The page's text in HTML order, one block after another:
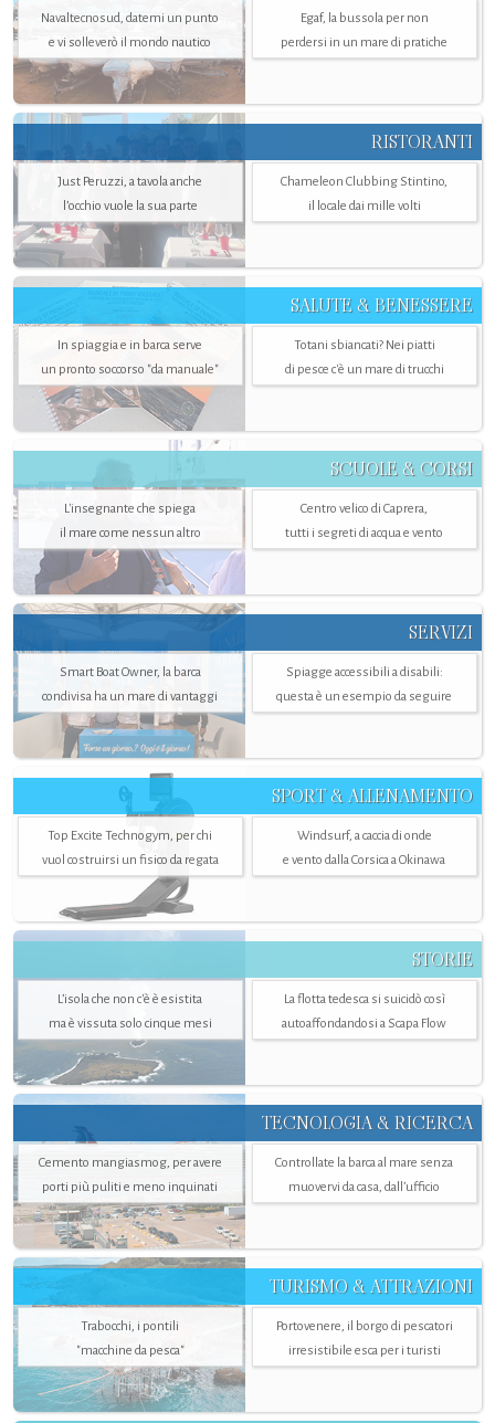
Navaltecnosud, datemi un punto
e vi solleverò il mondo nautico
Egaf, la bussola per non
perdersi in un mare di pratiche
RISTORANTI
Just Peruzzi, a tavola anche
l’occhio vuole la sua parte
Chameleon Clubbing Stintino,
il locale dai mille volti
SALUTE & BENESSERE
In spiaggia e in barca serve
un pronto soccorso "da manuale"
Totani sbiancati? Nei piatti
di pesce c'è un mare di trucchi
SCUOLE & CORSI
L'insegnante che spiega
il mare come nessun altro
Centro velico di Caprera,
tutti i segreti di acqua e vento
SERVIZI
Smart Boat Owner, la barca
condivisa ha un mare di vantaggi
Spiagge accessibili a disabili:
questa è un esempio da seguire
SPORT & ALLENAMENTO
Top Excite Technogym, per chi
vuol costruirsi un fisico da regata
Windsurf, a caccia di onde
e vento dalla Corsica a Okinawa
STORIE
L’isola che non c'è è esistita
ma è vissuta solo cinque mesi
La flotta tedesca si suicidò così
autoaffondandosi a Scapa Flow
TECNOLOGIA & RICERCA
Cemento mangiasmog, per avere
porti più puliti e meno inquinati
Controllate la barca al mare senza
muovervi da casa, dall’ufficio
TURISMO & ATTRAZIONI
Trabocchi, i pontili
"macchine da pesca"
Portovenere, il borgo di pescatori
irresistibile esca per i turisti